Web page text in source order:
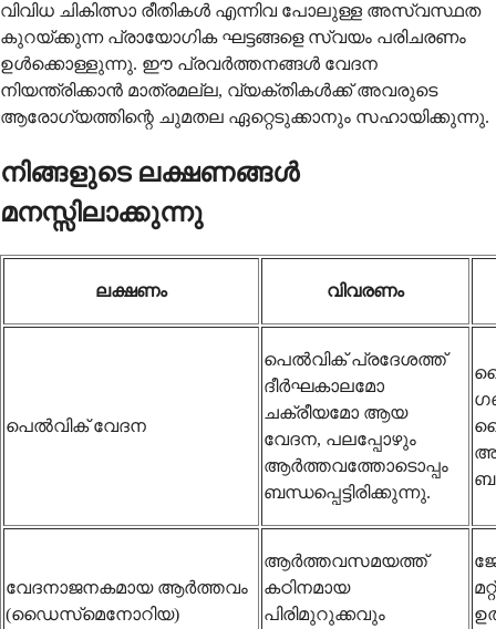
വിവിധ ചികിത്സാ രീതികൾ എന്നിവ പോലുള്ള അസ്വസ്ഥത
കുറയ്ക്കുന്ന പ്രായോഗിക ഘട്ടങ്ങളെ സ്വയം പരിചരണം
ഉൾക്കൊള്ളുന്നു. ഈ പ്രവർത്തനങ്ങൾ വേദന
നിയന്ത്രിക്കാൻ മാത്രമല്ല, വ്യക്തികൾക്ക് അവരുടെ
ആരോഗ്യത്തിന്റെ ചുമതല ഏറ്റെടുക്കാനും സഹായിക്കുന്നു.
നിങ്ങളുടെ ലക്ഷണങ്ങൾ
മനസ്സിലാക്കുന്നു
ലക്ഷണം വിവരണം
പെൽവിക് വേദന
പെൽവിക് പ്രദേശത്ത്
ദീർഘകാലമോ
ചക്രീയമോ ആയ
വേദന, പലപ്പോഴും
ആർത്തവത്തോടൊപ്പം
ബന്ധപ്പെട്ടിരിക്കുന്നു.
വേദനാജനകമായ ആർത്തവം
(ഡൈസ്‌മെനോറിയ)
ആർത്തവസമയത്ത്
കഠിനമായ
പിരിമുറുക്കവും